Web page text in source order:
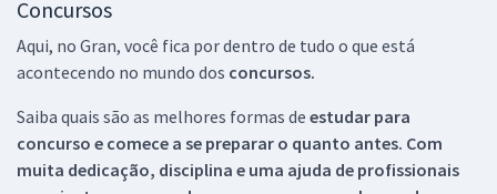
Concursos
Aqui, no Gran, você fica por dentro de tudo o que está
acontecendo no mundo dos concursos.
Saiba quais são as melhores formas de estudar para
concurso e comece a se preparar o quanto antes. Com
muita dedicação, disciplina e uma ajuda de profissionais